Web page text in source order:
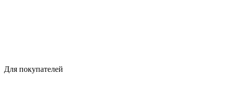
Для покупателей